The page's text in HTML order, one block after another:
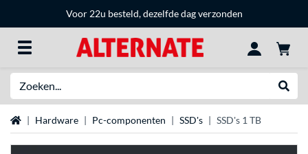
Voor 22u besteld, dezelfde dag verzonden
Home Hardware Pc-componenten SSD's SSD's 1 TB